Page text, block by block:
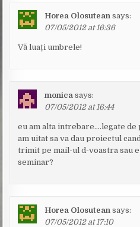
Horea Olosutean says:
07/05/2012 at 16:36
Vă luați umbrele!
monica says:
07/05/2012 at 16:44
eu am alta intrebare….legate
am uitat sa va dau proiectul
trimit pe mail-ul d-voastra sau e
seminar?
Horea Olosutean says:
07/05/2012 at 17:10